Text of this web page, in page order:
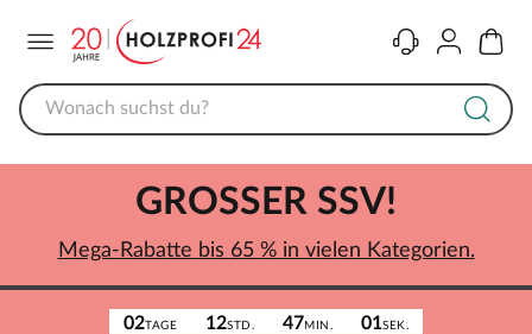
KontaktKonto
02TAGE 12STD. 47MIN. 01SEK.
GROSSER SSV!
Mega-Rabatte bis 65 % in vielen Kategorien.